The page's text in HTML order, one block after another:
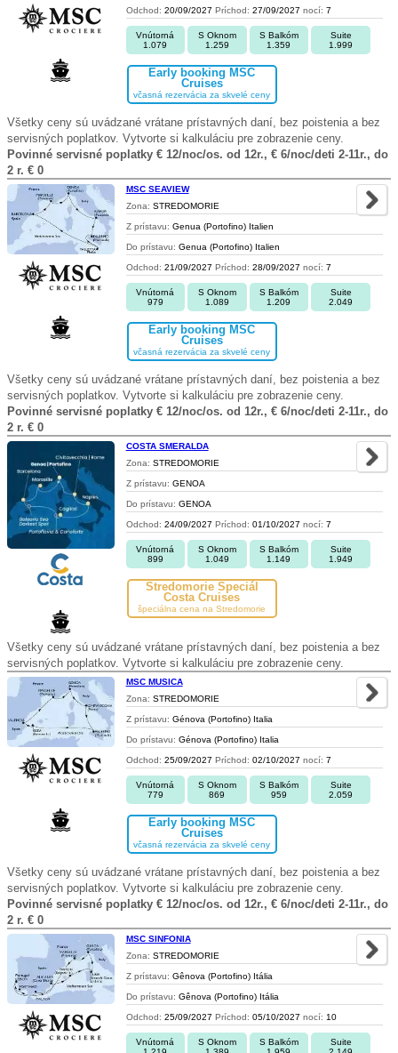
Odchod: 20/09/2027 Príchod: 27/09/2027 nocí: 7
Vnútorná
1.079
S Oknom
1.259
S Balkóm
1.359
Suite
1.999
Early booking MSC
Cruises
včasná rezervácia za skvelé ceny
Všetky ceny sú uvádzané vrátane prístavných daní, bez poistenia a bez
servisných poplatkov. Vytvorte si kalkuláciu pre zobrazenie ceny.
Povinné servisné poplatky € 12/noc/os. od 12r., € 6/noc/deti 2-11r., do
2 r. € 0
MSC SEAVIEW
Zona: STREDOMORIE
Z prístavu: Genua (Portofino) Italien
Do prístavu: Genua (Portofino) Italien
Odchod: 21/09/2027 Príchod: 28/09/2027 nocí: 7
Vnútorná
979
S Oknom
1.089
S Balkóm
1.209
Suite
2.049
Early booking MSC
Cruises
včasná rezervácia za skvelé ceny
Všetky ceny sú uvádzané vrátane prístavných daní, bez poistenia a bez
servisných poplatkov. Vytvorte si kalkuláciu pre zobrazenie ceny.
Povinné servisné poplatky € 12/noc/os. od 12r., € 6/noc/deti 2-11r., do
2 r. € 0
COSTA SMERALDA
Zona: STREDOMORIE
Z prístavu: GENOA
Do prístavu: GENOA
Odchod: 24/09/2027 Príchod: 01/10/2027 nocí: 7
Vnútorná
899
S Oknom
1.049
S Balkóm
1.149
Suite
1.949
Stredomorie Špeciál
Costa Cruises
špeciálna cena na Stredomorie
Všetky ceny sú uvádzané vrátane prístavných daní, bez poistenia a bez
servisných poplatkov. Vytvorte si kalkuláciu pre zobrazenie ceny.
MSC MUSICA
Zona: STREDOMORIE
Z prístavu: Génova (Portofino) Italia
Do prístavu: Génova (Portofino) Italia
Odchod: 25/09/2027 Príchod: 02/10/2027 nocí: 7
Vnútorná
779
S Oknom
869
S Balkóm
959
Suite
2.059
Early booking MSC
Cruises
včasná rezervácia za skvelé ceny
Všetky ceny sú uvádzané vrátane prístavných daní, bez poistenia a bez
servisných poplatkov. Vytvorte si kalkuláciu pre zobrazenie ceny.
Povinné servisné poplatky € 12/noc/os. od 12r., € 6/noc/deti 2-11r., do
2 r. € 0
MSC SINFONIA
Zona: STREDOMORIE
Z prístavu: Gênova (Portofino) Itália
Do prístavu: Gênova (Portofino) Itália
Odchod: 25/09/2027 Príchod: 05/10/2027 nocí: 10
Vnútorná
S Oknom
S Balkóm
Suite